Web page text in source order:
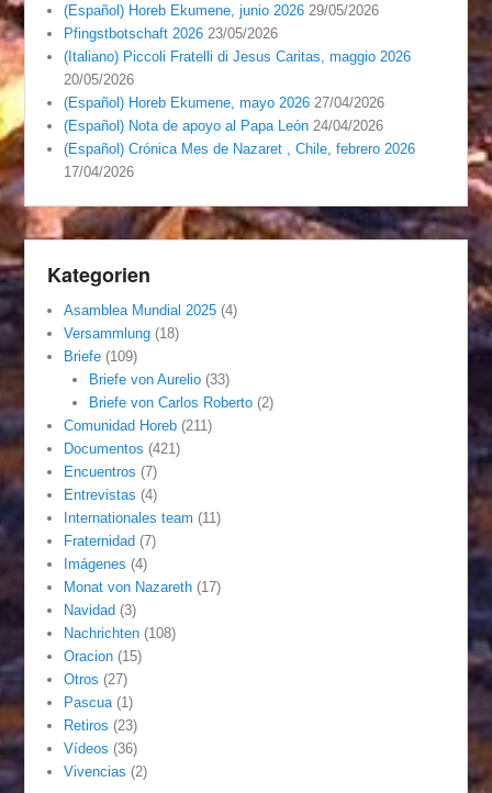
(Español) Horeb Ekumene, junio 2026 29/05/2026
Pfingstbotschaft 2026 23/05/2026
(Italiano) Piccoli Fratelli di Jesus Caritas, maggio 2026
20/05/2026
(Español) Horeb Ekumene, mayo 2026 27/04/2026
(Español) Nota de apoyo al Papa León 24/04/2026
(Español) Crónica Mes de Nazaret , Chile, febrero 2026
17/04/2026
Kategorien
Asamblea Mundial 2025 (4)
Versammlung (18)
Briefe (109)
Briefe von Aurelio(33)
Briefe von Carlos Roberto(2)
Comunidad Horeb (211)
Documentos (421)
Encuentros (7)
Entrevistas (4)
Internationales team (11)
Fraternidad (7)
Imágenes (4)
Monat von Nazareth (17)
Navidad (3)
Nachrichten (108)
Oracion (15)
Otros (27)
Pascua (1)
Retiros (23)
Vídeos (36)
Vivencias (2)